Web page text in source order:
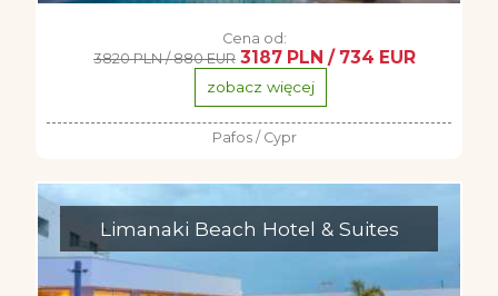
Cena od:
3820 PLN / 880 EUR 3187 PLN / 734 EUR
zobacz więcej
Pafos / Cypr
Limanaki Beach Hotel & Suites